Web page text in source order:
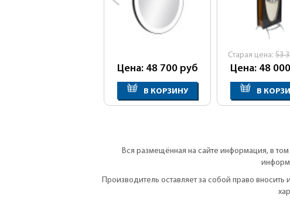
Цена: 48 700 руб
В КОРЗИНУ
Cтарая цена: 53
Цена: 48 000
В
Вся размещённая на сайте информация, в
Производитель оставляет за собой право